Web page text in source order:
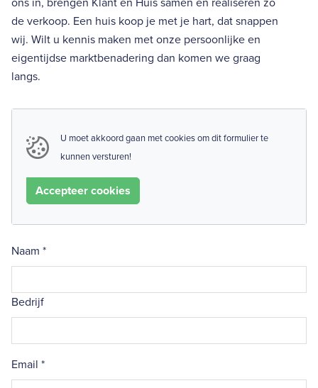
ons in, brengen Klant en Huis samen en realiseren zo
de verkoop. Een huis koop je met je hart, dat snappen
wij. Wilt u kennis maken met onze persoonlijke en
eigentijdse marktbenadering dan komen we graag
langs.
U moet akkoord gaan met cookies om dit formulier te
kunnen versturen!
Accepteer cookies
Naam *
Bedrijf
Email *